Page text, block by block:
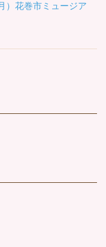
）花巻市ミュージア